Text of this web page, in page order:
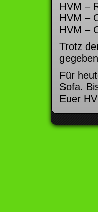
HVM –
HVM –
HVM –
Trotz
Für
Sofa.
Euer